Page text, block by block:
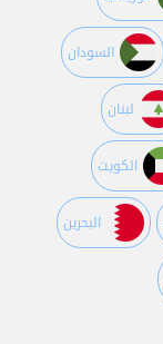
السودان
لبنان
الكويت
البحرين